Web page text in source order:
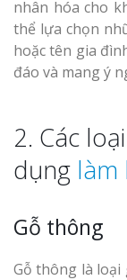
nhân hóa cho
thể lựa chọn
hoặc tên gia
đáo và mang ý
2. Các
dụng làm
Gỗ thông
Gỗ thông là loại